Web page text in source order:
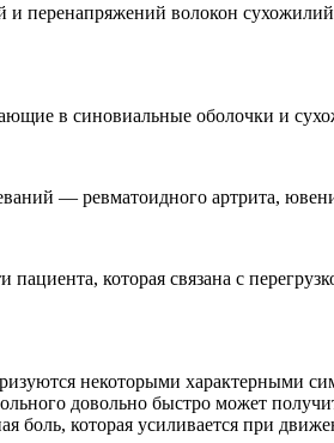
волокон
в синовиальные оболочки и
— ревматоидного артрита,
которая связана с
некоторыми характерными
довольно быстро может
которая усиливается при